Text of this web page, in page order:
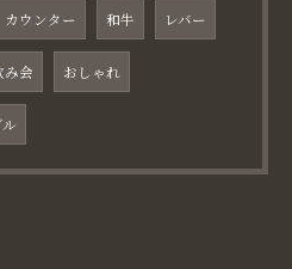
カウンター 和牛 レバー
み会 おしゃれ